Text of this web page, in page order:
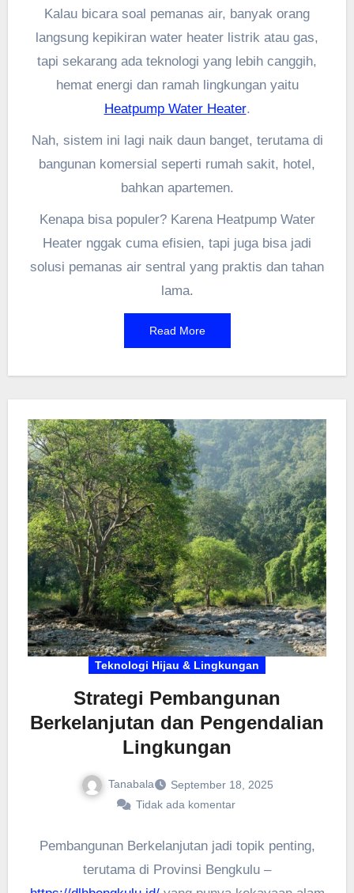
Kalau bicara soal pemanas air, banyak orang
langsung kepikiran water heater listrik atau gas,
tapi sekarang ada teknologi yang lebih canggih,
hemat energi dan ramah lingkungan yaitu
Heatpump Water Heater.
Nah, sistem ini lagi naik daun banget, terutama di
bangunan komersial seperti rumah sakit, hotel,
bahkan apartemen.
Kenapa bisa populer? Karena Heatpump Water
Heater nggak cuma efisien, tapi juga bisa jadi
solusi pemanas air sentral yang praktis dan tahan
lama.
Read More
Teknologi Hijau & Lingkungan
Strategi Pembangunan
Berkelanjutan dan Pengendalian
Lingkungan
Tanabala
September 18, 2025
Tidak ada komentar
Pembangunan Berkelanjutan jadi topik penting,
terutama di Provinsi Bengkulu –